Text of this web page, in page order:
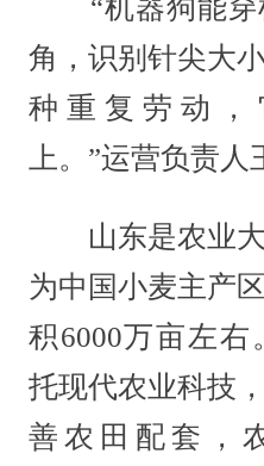
“机器狗能穿
角，识别针尖大
种重复劳动，
上。”运营负责人
山东是农业大
为中国小麦主产
积6000万亩左
托现代农业科技
善农田配套，